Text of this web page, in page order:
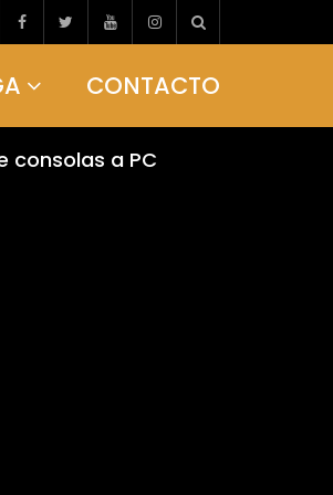
CONTACTO
consolas a PC